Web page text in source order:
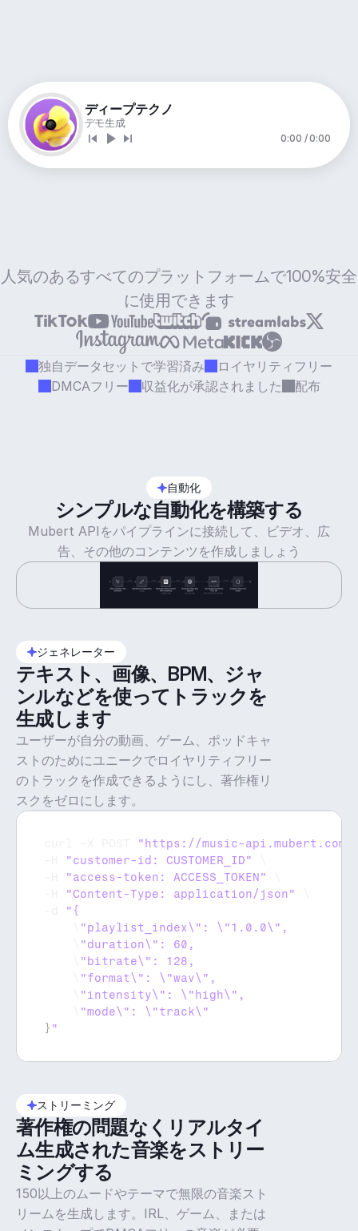
ディープテクノ
デモ生成
0:00 / 0:00
人気のあるすべてのプラットフォームで100%安全
に使用できます
独自データセットで学習済み
ロイヤリティフリー
DMCAフリー
収益化が承認されました 配布
自動化
シンプルな自動化を構築する
Mubert APIをパイプラインに接続して、ビデオ、広
告、その他のコンテンツを作成しましょう
ジェネレーター
テキスト、画像、BPM、ジャ
ンルなどを使ってトラックを
生成します
ユーザーが自分の動画、ゲーム、ポッドキャ
ストのためにユニークでロイヤリティフリー
のトラックを作成できるようにし、著作権リ
スクをゼロにします。
"https://music-
"customer-id: CUSTOMER_ID"
"access-token: ACCESS_TOKEN"
"Content-Type: application/json"
} "
ストリーミング
著作権の問題なくリアルタイ
ム生成された音楽をストリー
ミングする
150以上のムードやテーマで無限の音楽スト
リームを生成します。IRL、ゲーム、または